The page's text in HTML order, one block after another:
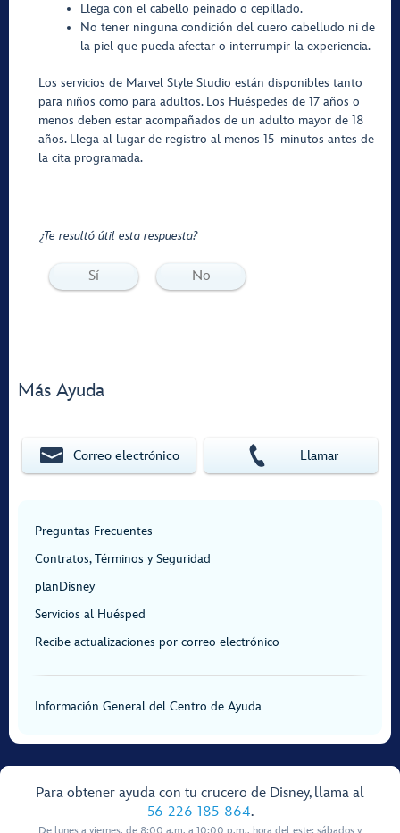
Llega con el cabello peinado o cepillado.
No tener ninguna condición del cuero cabelludo ni de
la piel que pueda afectar o interrumpir la experiencia.
Los servicios de Marvel Style Studio están disponibles tanto
para niños como para adultos. Los Huéspedes de 17 años o
menos deben estar acompañados de un adulto mayor de 18
años. Llega al lugar de registro al menos 15 minutos antes de
la cita programada.
¿Te resultó útil esta respuesta?
Sí No
Más Ayuda
Correo electrónico Llamar
Preguntas Frecuentes
Contratos, Términos y Seguridad
planDisney
Servicios al Huésped
Recibe actualizaciones por correo electrónico
Información General del Centro de Ayuda
Para obtener ayuda con tu crucero de Disney, llama al
56-226-185-864.